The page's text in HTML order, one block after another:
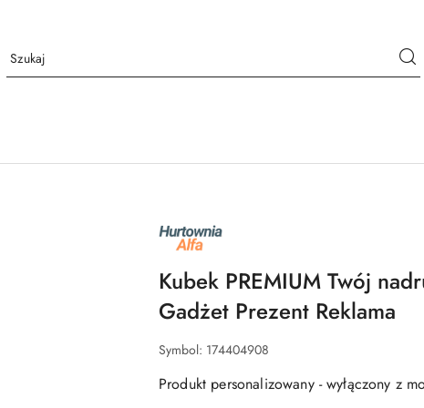
NAZWA
PRODUCENTA:
ALFA
Kubek PREMIUM Twój
Gadżet Prezent Reklama
Symbol: 174404908
Produkt personalizowany - wyłączony z